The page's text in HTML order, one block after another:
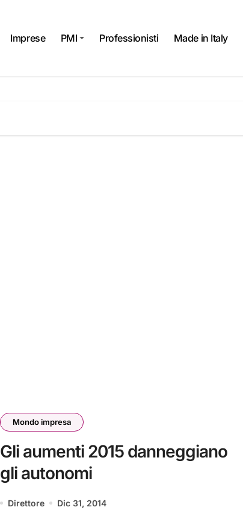
Imprese PMI Professionisti Made in Italy
Mondo impresa
Gli aumenti 2015 danneggiano
gli autonomi
Direttore Dic 31, 2014